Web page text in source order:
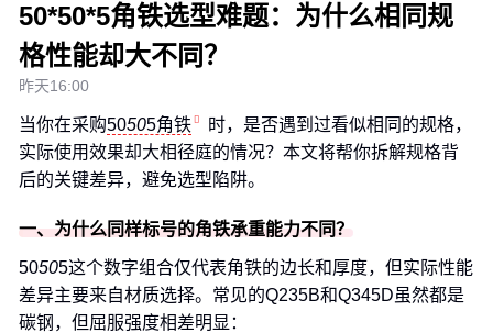
50*50*5角铁选型难题：为什么相同规
格性能却大不同？
昨天16:00
当你在采购50505角铁
时，是否遇到过看似相同的规格，
实际使用效果却大相径庭的情况？本文将帮你拆解规格背
后的关键差异，避免选型陷阱。
一、为什么同样标号的角铁承重能力不同？
50505这个数字组合仅代表角铁的边长和厚度，但实际性能
差异主要来自材质选择。常见的Q235B和Q345D虽然都是
碳钢，但屈服强度相差明显：